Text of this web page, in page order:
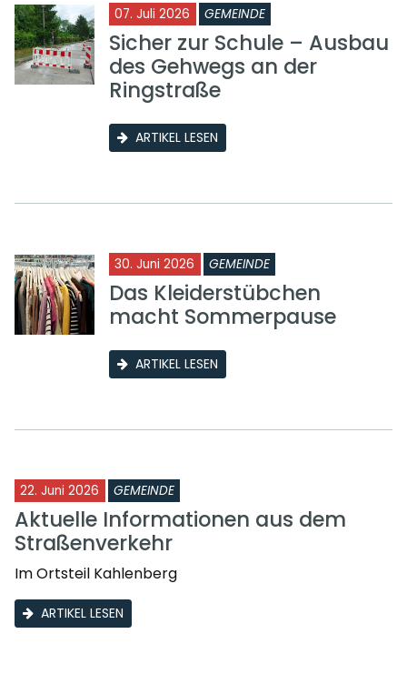
07. Juli 2026 GEMEINDE
Sicher zur Schule – Ausbau
des Gehwegs an der
Ringstraße
ARTIKEL LESEN
30. Juni 2026 GEMEINDE
Das Kleiderstübchen
macht Sommerpause
ARTIKEL LESEN
22. Juni 2026 GEMEINDE
Aktuelle Informationen aus dem
Straßenverkehr
Im Ortsteil Kahlenberg
ARTIKEL LESEN